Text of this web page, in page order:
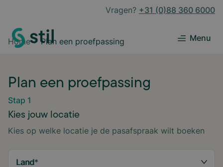
Vragen? +31 (0)88 360 6000
Menu
Home Plan een proefpassing
Plan een proefpassing
Stap 1
Kies jouw locatie
Kies op welke locatie je de pasafspraak wilt boeken
Land*